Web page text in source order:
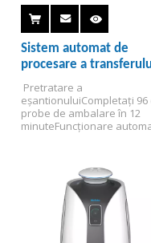
Sistem automat de
procesare a
Pretratare a
eșantionuluiCompletați 96
probe de ambalare în 12
minuteFuncționare